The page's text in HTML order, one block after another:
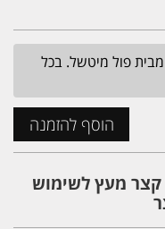
פול מיטשל. בכל
הוסף להזמנה
מעץ לשימוש